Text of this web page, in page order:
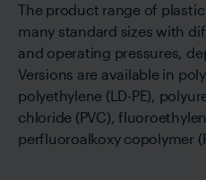
The product range of
many standard sizes with
and operating pressures,
Versions are available in
polyethylene (LD-PE),
chloride (PVC),
perfluoroalkoxy copolymer